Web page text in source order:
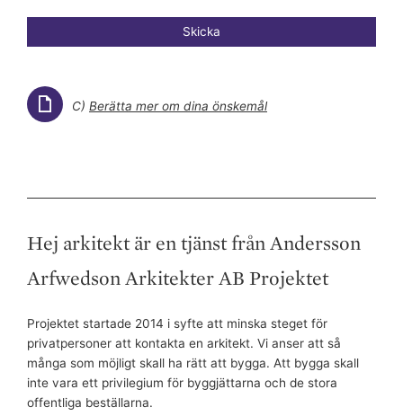
Skicka
C) Berätta mer om dina önskemål
Hej arkitekt är en tjänst från Andersson
Arfwedson Arkitekter AB Projektet
Projektet startade 2014 i syfte att minska steget för
privatpersoner att kontakta en arkitekt. Vi anser att så
många som möjligt skall ha rätt att bygga. Att bygga skall
inte vara ett privilegium för byggjättarna och de stora
offentliga beställarna.